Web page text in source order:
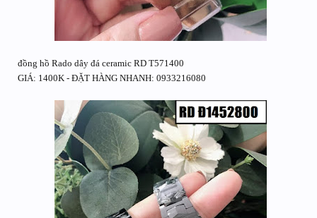
đồng hồ Rado dây đá ceramic RD T571400
GIÁ: 1400K - ĐẶT HÀNG NHANH: 0933216080